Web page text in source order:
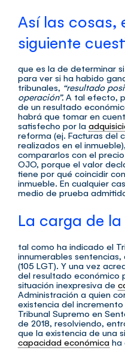
Así las cosas,
siguiente
que es la de determinar
para ver si ha habido
tribunales, “resultado
operación”. A tal efecto,
de un resultado
habrá que tomar en
satisfecho por la
reforma (ej. Facturas del
realizados en el
compararlos con el
OJO, porque el valor
tiene por qué coincidir
inmueble. En cualquier
medio de prueba
La carga de
tal como ha indicado el
innumerables
(105 LGT). Y una vez
del resultado económico
situación inexpresiva de
Administración a quien
existencia del
Tribunal Supremo en
de 2018, resolviendo,
que la existencia de una
capacidad económica ha